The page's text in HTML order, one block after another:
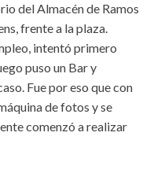
del Almacén de Ramos
frente a la plaza.
intentó primero
puso un Bar y
Fue por eso que con
de fotos y se
comenzó a realizar